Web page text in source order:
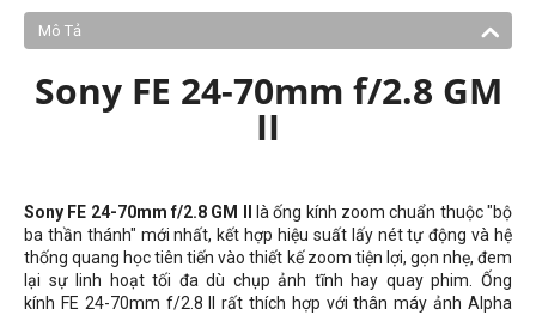
Mô Tả
Sony FE 24-70mm f/2.8 GM
II
Sony FE 24-70mm f/2.8 GM II
là ống kính zoom chuẩn thuộc "bộ
ba thần thánh" mới nhất, kết hợp hiệu suất lấy nét tự động và hệ
thống quang học tiên tiến vào thiết kế zoom tiện lợi, gọn nhẹ, đem
lại sự linh hoạt tối đa dù chụp ảnh tĩnh hay quay phim. Ống
kính FE 24-70mm f/2.8 II rất thích hợp với thân máy ảnh Alpha